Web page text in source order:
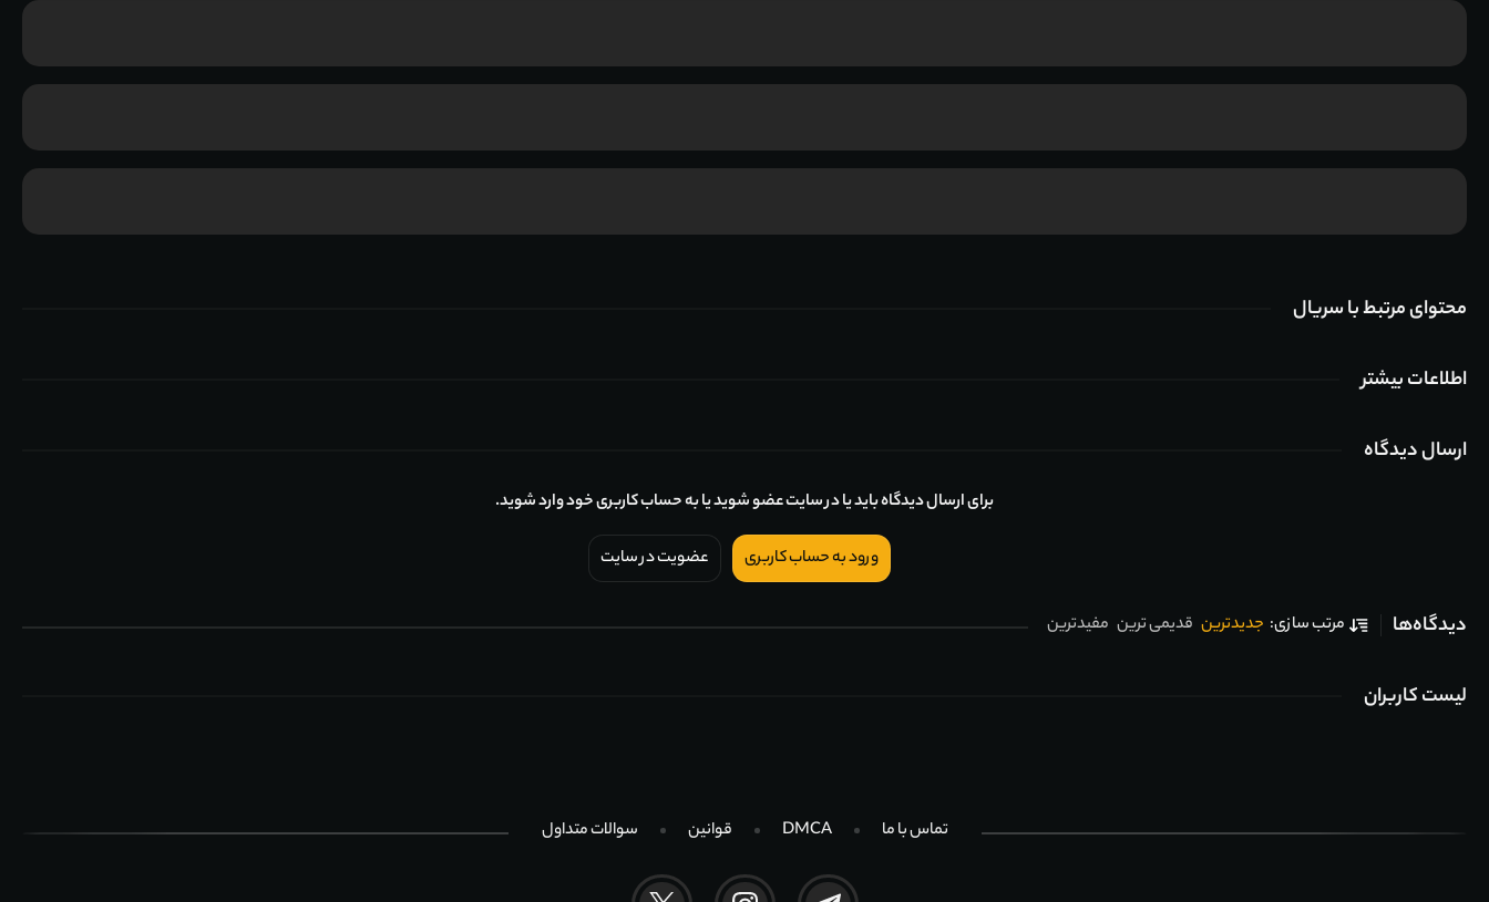
محتوای مرتبط با سریال
اطلاعات بیشتر
ارسال دیدگاه
برای ارسال دیدگاه باید یا در سایت عضو شوید یا به حساب کاربری خود وارد شوید.
ورود به حساب کاربری عضویت در سایت
دیدگاه‌ها مرتب سازی: جدیدترین قدیمی ترین مفیدترین
لیست کاربران
تماس با ما DMCA قوانین سوالات متداول